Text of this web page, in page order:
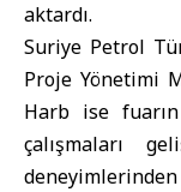
aktardı.
Suriye Petrol
Proje Yönetimi
Harb ise
çalışmaları